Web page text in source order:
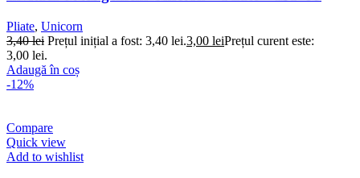
Pliate, Unicorn
3,40lei Prețul inițial a fost: 3,40 lei.3,00 leiPrețul curent este:
3,00 lei.
Adaugă în coș
-12%
Compare
Quick view
Add to wishlist